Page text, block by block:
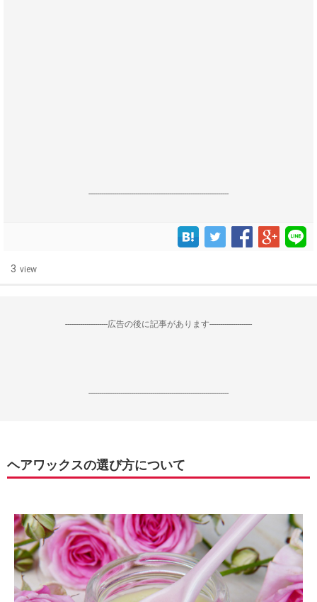
------------------------------------------------------------------
3 view
--------------------広告の後に記事があります--------------------
------------------------------------------------------------------
ヘアワックスの選び方について